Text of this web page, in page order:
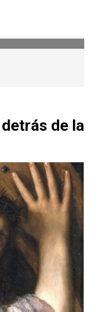
de la